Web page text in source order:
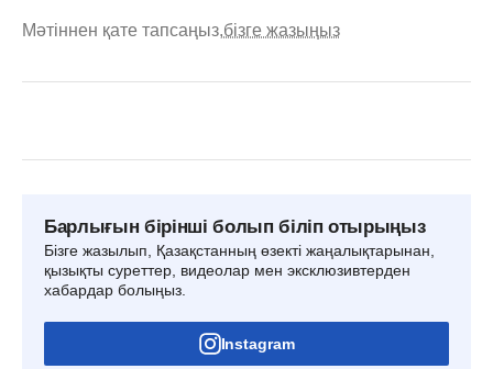
Мәтіннен қате тапсаңыз,бізге жазыңыз
Барлығын бірінші болып біліп отырыңыз
Бізге жазылып, Қазақстанның өзекті жаңалықтарынан,
қызықты суреттер, видеолар мен эксклюзивтерден
хабардар болыңыз.
Instagram